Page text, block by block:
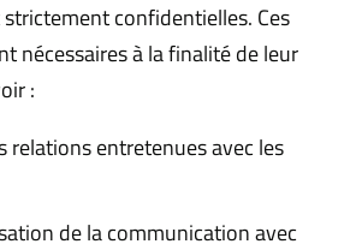
confidentielles. Ces
nécessaires à la finalité de leur
:
relations entretenues avec les
de la communication avec